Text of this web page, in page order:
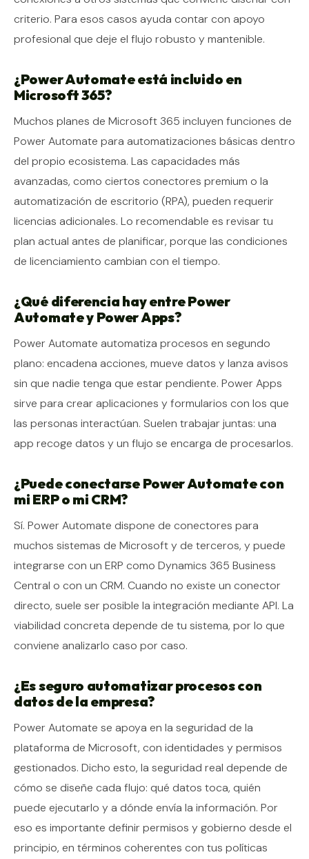
criterio. Para esos casos ayuda contar con apoyo
profesional que deje el flujo robusto y mantenible.
¿Power Automate está incluido en
Microsoft 365?
Muchos planes de Microsoft 365 incluyen funciones de
Power Automate para automatizaciones básicas dentro
del propio ecosistema. Las capacidades más
avanzadas, como ciertos conectores premium o la
automatización de escritorio (RPA), pueden requerir
licencias adicionales. Lo recomendable es revisar tu
plan actual antes de planificar, porque las condiciones
de licenciamiento cambian con el tiempo.
¿Qué diferencia hay entre Power
Automate y Power Apps?
Power Automate automatiza procesos en segundo
plano: encadena acciones, mueve datos y lanza avisos
sin que nadie tenga que estar pendiente. Power Apps
sirve para crear aplicaciones y formularios con los que
las personas interactúan. Suelen trabajar juntas: una
app recoge datos y un flujo se encarga de procesarlos.
¿Puede conectarse Power Automate con
mi ERP o mi CRM?
Sí. Power Automate dispone de conectores para
muchos sistemas de Microsoft y de terceros, y puede
integrarse con un ERP como Dynamics 365 Business
Central o con un CRM. Cuando no existe un conector
directo, suele ser posible la integración mediante API. La
viabilidad concreta depende de tu sistema, por lo que
conviene analizarlo caso por caso.
¿Es seguro automatizar procesos con
datos de la empresa?
Power Automate se apoya en la seguridad de la
plataforma de Microsoft, con identidades y permisos
gestionados. Dicho esto, la seguridad real depende de
cómo se diseñe cada flujo: qué datos toca, quién
puede ejecutarlo y a dónde envía la información. Por
eso es importante definir permisos y gobierno desde el
principio, en términos coherentes con tus políticas